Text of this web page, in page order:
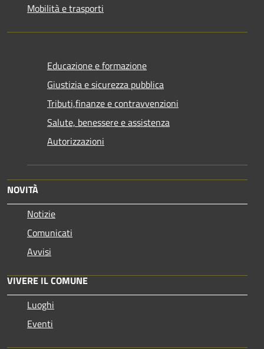
Mobilità e trasporti
Educazione e formazione
Giustizia e sicurezza pubblica
Tributi,finanze e contravvenzioni
Salute, benessere e assistenza
Autorizzazioni
NOVITÀ
Notizie
Comunicati
Avvisi
VIVERE IL COMUNE
Luoghi
Eventi